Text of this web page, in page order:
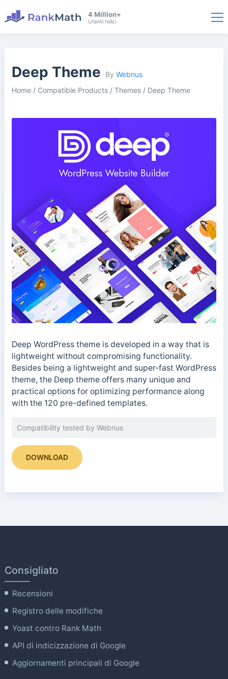
4 Million+
Utenti felici
Deep Theme By Webnus
Home/ Compatible Products/ Themes/ Deep Theme
Deep WordPress theme is developed in a way that is
lightweight without compromising functionality.
Besides being a lightweight and super-fast WordPress
theme, the Deep theme offers many unique and
practical options for optimizing performance along
with the 120 pre-defined templates.
Compatibility tested by Webnus
DOWNLOAD
Consigliato
Recensioni
Registro delle modifiche
Yoast contro Rank Math
API di indicizzazione di Google
Aggiornamenti principali di Google